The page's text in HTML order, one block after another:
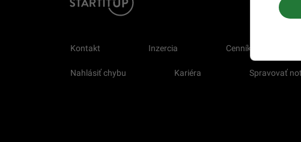
Kontakt Inzercia Cenník
Nahlásiť chybu Kariéra Spravovať